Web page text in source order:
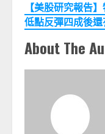
【美股研究報告
低點反彈四成後
About The